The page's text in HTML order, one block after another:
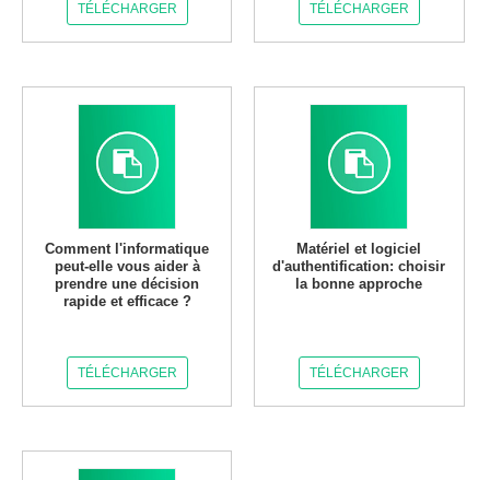
TÉLÉCHARGER TÉLÉCHARGER
Comment l'informatique
peut-elle vous aider à
prendre une décision
rapide et efficace ?
TÉLÉCHARGER
Matériel et logiciel
d'authentification: choisir
la bonne approche
TÉLÉCHARGER